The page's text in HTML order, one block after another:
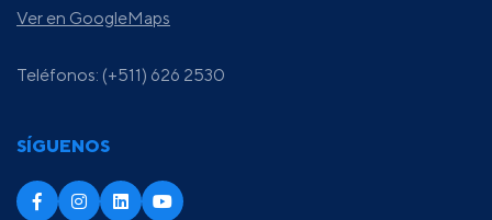
Ver en GoogleMaps
Teléfonos: (+511) 626 2530
SÍGUENOS